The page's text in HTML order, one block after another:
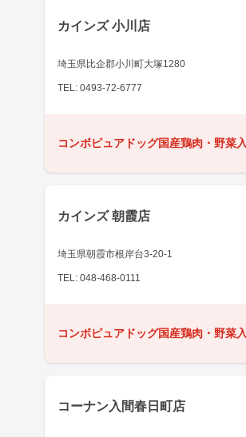
カインズ 小川店
埼玉県比企郡小川町大塚1280
TEL: 0493-72-6777
コンボピュアドッグ国産鶏肉・野菜
カインズ 朝霞店
埼玉県朝霞市根岸台3-20-1
TEL: 048-468-0111
コンボピュアドッグ国産鶏肉・野菜
コーナン入間春日町店